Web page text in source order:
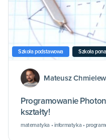
Szkoła podstawowa Szkoła
Mateusz
Programowanie
kształty!
matematyka • informatyka •